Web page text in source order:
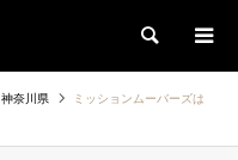
検索
神奈川県
ミッションムーバーズは